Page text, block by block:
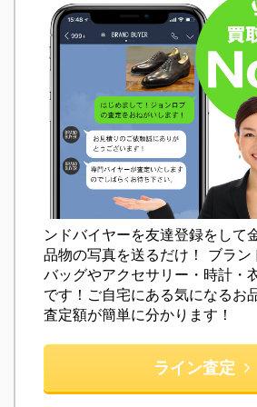
ンドバイヤーを友達登録をして
品物の写真を送るだけ！ ブラン
バッグやアクセサリー・時計・
です！ご自宅にある気になるお
査定額が簡単に分かります！
ライン査定